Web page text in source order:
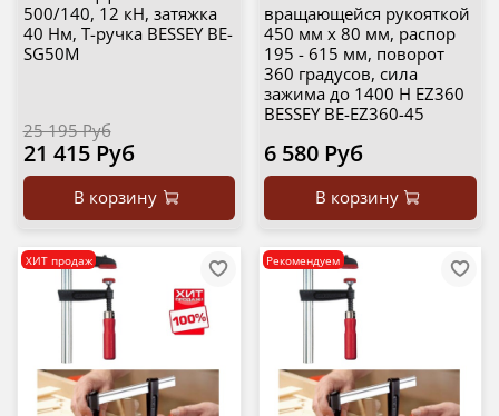
500/140, 12 кН, затяжка
40 Нм, Т-ручка BESSEY BE-
SG50M
25 195 Руб
21 415 Руб
В корзину
вращающейся рукояткой
450 мм x 80 мм, распор
195 - 615 мм, поворот
360 градусов, сила
зажима до 1400 Н EZ360
BESSEY BE-EZ360-45
6 580 Руб
В корзину
ХИТ продаж Рекомендуем